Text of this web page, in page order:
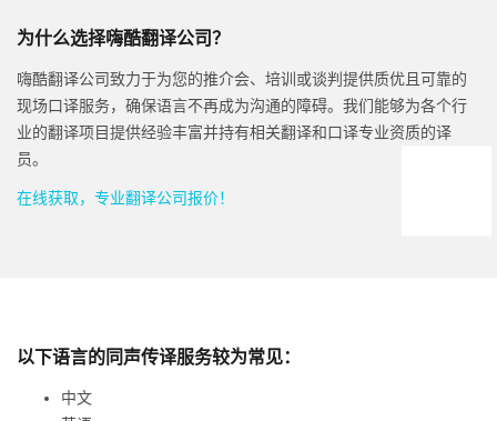
为什么选择嗨酷翻译公司？
嗨酷翻译公司致力于为您的推介会、培训或谈判提供质优且可靠的
现场口译服务，确保语言不再成为沟通的障碍。我们能够为各个行
业的翻译项目提供经验丰富并持有相关翻译和口译专业资质的译
员。
在线获取，专业翻译公司报价！
以下语言的同声传译服务较为常见：
中文